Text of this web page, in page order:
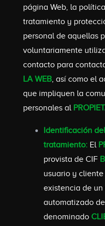
página Web, la
tratamiento y
personal de aquellas
voluntariamente
contacto para
LA WEB, así como el
que impliquen la
personales al
Identificación
tratamiento:El
provista de CIF
usuario y
existencia de
automatizado
denominado